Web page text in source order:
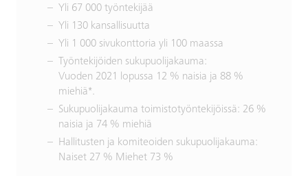
Yli 67 000 työntekijää
Yli 130 kansallisuutta
Yli 1 000 sivukonttoria yli 100 maassa
Työntekijöiden sukupuolijakauma:
Vuoden 2021 lopussa 12 % naisia ja 88 %
miehiä*.
Sukupuolijakauma toimistotyöntekijöissä: 26 %
naisia ja 74 % miehiä
Hallitusten ja komiteoiden sukupuolijakauma:
Naiset 27 % Miehet 73 %